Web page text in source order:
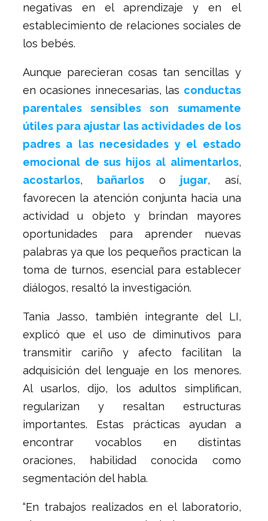
negativas en el aprendizaje y en el
establecimiento de relaciones sociales de
los bebés.
Aunque parecieran cosas tan sencillas y
en ocasiones innecesarias, las conductas
parentales sensibles son sumamente
útiles para ajustar las actividades de los
padres a las necesidades y el estado
emocional de sus hijos al alimentarlos,
acostarlos, bañarlos o jugar, así,
favorecen la atención conjunta hacia una
actividad u objeto y brindan mayores
oportunidades para aprender nuevas
palabras ya que los pequeños practican la
toma de turnos, esencial para establecer
diálogos, resaltó la investigación.
Tania Jasso, también integrante del LI,
explicó que el uso de diminutivos para
transmitir cariño y afecto facilitan la
adquisición del lenguaje en los menores.
Al usarlos, dijo, los adultos simplifican,
regularizan y resaltan estructuras
importantes. Estas prácticas ayudan a
encontrar vocablos en distintas
oraciones, habilidad conocida como
segmentación del habla.
“En trabajos realizados en el laboratorio,